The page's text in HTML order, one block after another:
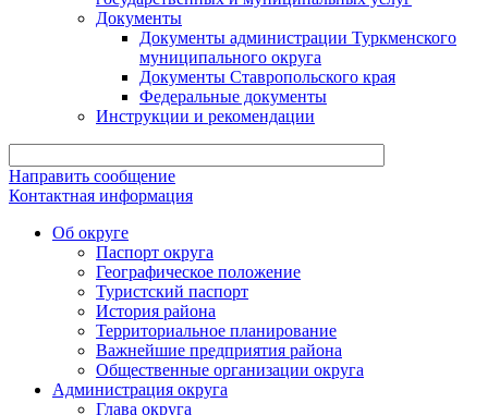
Документы
Документы администрации Туркменского
муниципального округа
Документы Ставропольского края
Федеральные документы
Инструкции и рекомендации
Направить сообщение
Контактная информация
Об округе
Паспорт округа
Географическое положение
Туристский паспорт
История района
Территориальное планирование
Важнейшие предприятия района
Общественные организации округа
Администрация округа
Глава округа